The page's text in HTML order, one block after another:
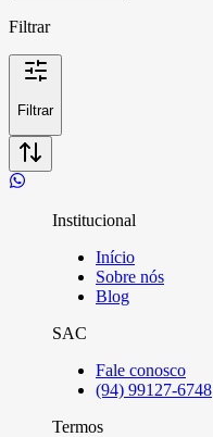
Filtrar
Filtrar
Institucional
Início
Sobre nós
Blog
SAC
Fale conosco
(94) 99127-6748
Termos